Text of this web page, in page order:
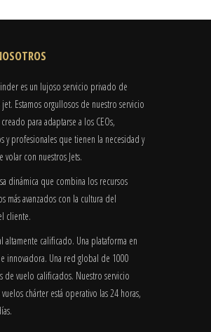
es un lujoso servicio privado de
Estamos orgullosos de nuestro servicio
para adaptarse a los CEOs,
y profesionales que tienen la necesidad y
volar con nuestros Jets.
dinámica que combina los recursos
más avanzados con la cultura del
cliente.
altamente calificado. Una plataforma en
innovadora. Una red global de 1000
de vuelo calificados. Nuestro servicio
chárter está operativo las 24 horas,